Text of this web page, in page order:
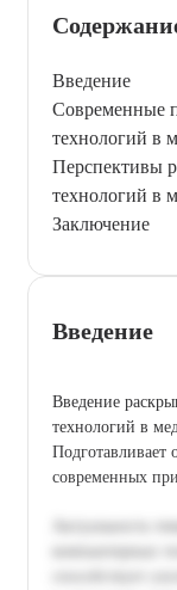
Введение
Современные
технологий в
Перспективы
технологий в
Заключение
Введение
Введение
технологий в
Подготавливает
современных